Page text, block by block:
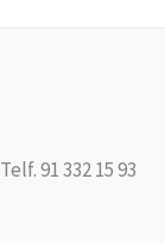
91 332 15 93